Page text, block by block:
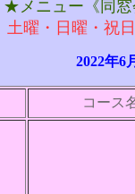
★メニュー《 同
土曜・日曜・祝
2022年6
コース